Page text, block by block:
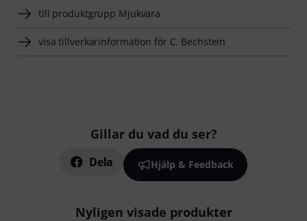
till produktgrupp Mjukvara
visa tillverkarinformation för C. Bechstein
Gillar du vad du ser?
Dela Hjälp & Feedback
Nyligen visade produkter